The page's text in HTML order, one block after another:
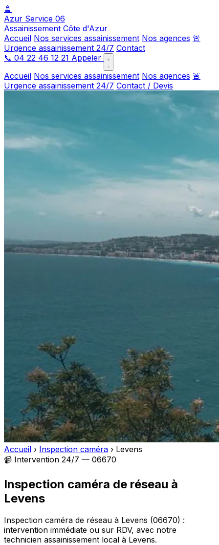
🚿
Azur Service 06
Assainissement Côte d'Azur
Accueil Nos services assainissement Nos agences 🚨
Urgence assainissement 24/7 Contact
📞 04 22 46 12 21 Appeler
Accueil Nos services assainissement Nos agences 🚨
Urgence assainissement 24/7 Contact / Devis
Accueil › Inspection caméra › Levens
📹 Intervention 24/7 — 06670
Inspection caméra de réseau à
Levens
Inspection caméra de réseau à Levens (06670) :
intervention immédiate ou sur RDV, avec notre
technicien assainissement local à Levens.